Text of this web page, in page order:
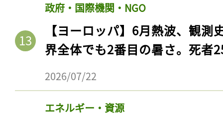
政府・国際機関・NGO
【ヨーロッパ】6月熱波、観
界全体でも2番目の暑さ。死者
2026/07/22
エネルギー・資源
ログインが必